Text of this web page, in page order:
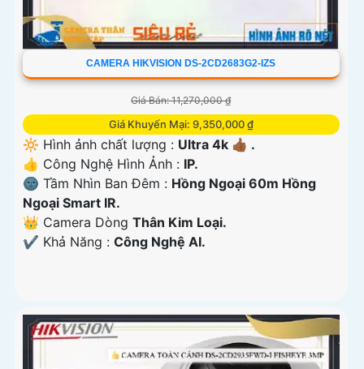
CAMERA HIKVISION DS-2CD2683G2-IZS
Giá Bán: 11,270,000 ₫
Giá Khuyến Mại: 9,350,000 ₫
🔆 Hình ảnh chất lượng : Ultra 4k 👍🏾 .
👍 Công Nghệ Hình Ảnh : IP.
🌚 Tầm Nhìn Ban Đêm : Hồng Ngoại 60m Hồng
Ngoại Smart IR.
👑 Camera Dòng Thân Kim Loại.
️✔️ Khả Năng : Công Nghệ AI.